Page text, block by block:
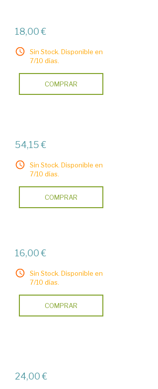
18,00 €
Sin Stock. Disponible en
7/10 días.
COMPRAR
54,15 €
Sin Stock. Disponible en
7/10 días.
COMPRAR
16,00 €
Sin Stock. Disponible en
7/10 días.
COMPRAR
24,00 €